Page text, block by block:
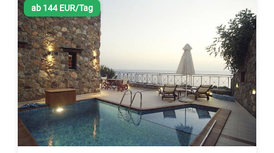
ab 144 EUR/Tag